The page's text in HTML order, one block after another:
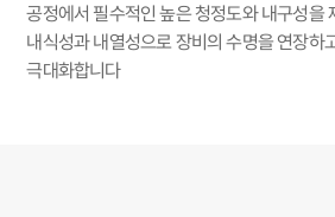
공정에서 필수적인 높은 청정도와 내구성을
내식성과 내열성으로 장비의 수명을 연장하
극대화합니다